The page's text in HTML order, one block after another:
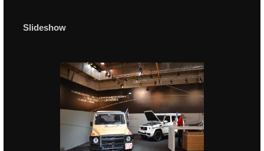
Slideshow